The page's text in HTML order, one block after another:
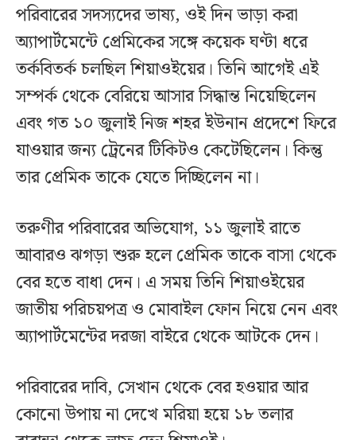
পরিবারের সদস্যদের ভাষ্য, ওই দিন ভাড়া করা
অ্যাপার্টমেন্টে প্রেমিকের সঙ্গে কয়েক ঘণ্টা ধরে
তর্কবিতর্ক চলছিল শিয়াওইয়ের। তিনি আগেই এই
সম্পর্ক থেকে বেরিয়ে আসার সিদ্ধান্ত নিয়েছিলেন
এবং গত ১০ জুলাই নিজ শহর ইউনান প্রদেশে ফিরে
যাওয়ার জন্য ট্রেনের টিকিটও কেটেছিলেন। কিন্তু
তার প্রেমিক তাকে যেতে দিচ্ছিলেন না।
তরুণীর পরিবারের অভিযোগ, ১১ জুলাই রাতে
আবারও ঝগড়া শুরু হলে প্রেমিক তাকে বাসা থেকে
বের হতে বাধা দেন। এ সময় তিনি শিয়াওইয়ের
জাতীয় পরিচয়পত্র ও মোবাইল ফোন নিয়ে নেন এবং
অ্যাপার্টমেন্টের দরজা বাইরে থেকে আটকে দেন।
পরিবারের দাবি, সেখান থেকে বের হওয়ার আর
কোনো উপায় না দেখে মরিয়া হয়ে ১৮ তলার